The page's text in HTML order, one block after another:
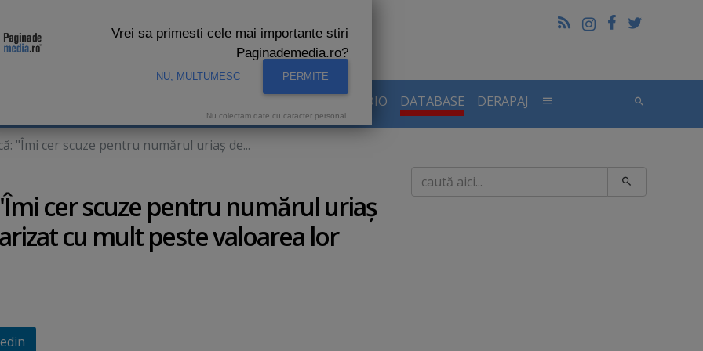
AUDIENTE RADIO DATABASE DERAPAJ
"Îmi cer scuze pentru numărul uriaş de...
cer scuze pentru numărul uriaş
cu mult peste valoarea lor
Caută
Vrei sa primesti cele mai importante stiri
Paginademedia.ro?
NU, MULTUMESC PERMITE
Nu colectam date cu caracter personal.